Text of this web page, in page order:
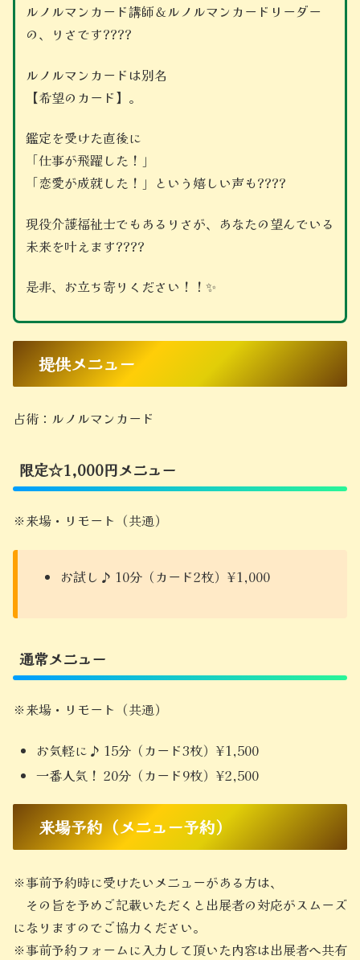
ルノルマンカード講師＆ルノルマンカードリーダー
の、りさです????
ルノルマンカードは別名
【希望のカード】。
鑑定を受けた直後に
「仕事が飛躍した！」
「恋愛が成就した！」という嬉しい声も????
現役介護福祉士でもあるりさが、あなたの望んでいる
未来を叶えます????
是非、お立ち寄りください！！✨
提供メニュー
占術：ルノルマンカード
限定☆1,000円メニュー
※来場・リモート（共通）
お試し♪ 10分（カード2枚）¥1,000
通常メニュー
※来場・リモート（共通）
お気軽に♪ 15分（カード3枚）¥1,500
一番人気！ 20分（カード9枚）¥2,500
来場予約（メニュー予約）
※事前予約時に受けたいメニューがある方は、
その旨を予めご記載いただくと出展者の対応がスムーズ
になりますのでご協力ください。
※事前予約フォームに入力して頂いた内容は出展者へ共有